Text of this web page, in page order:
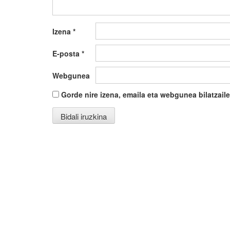
Izena *
E-posta *
Webgunea
Gorde nire izena, emaila eta webgunea